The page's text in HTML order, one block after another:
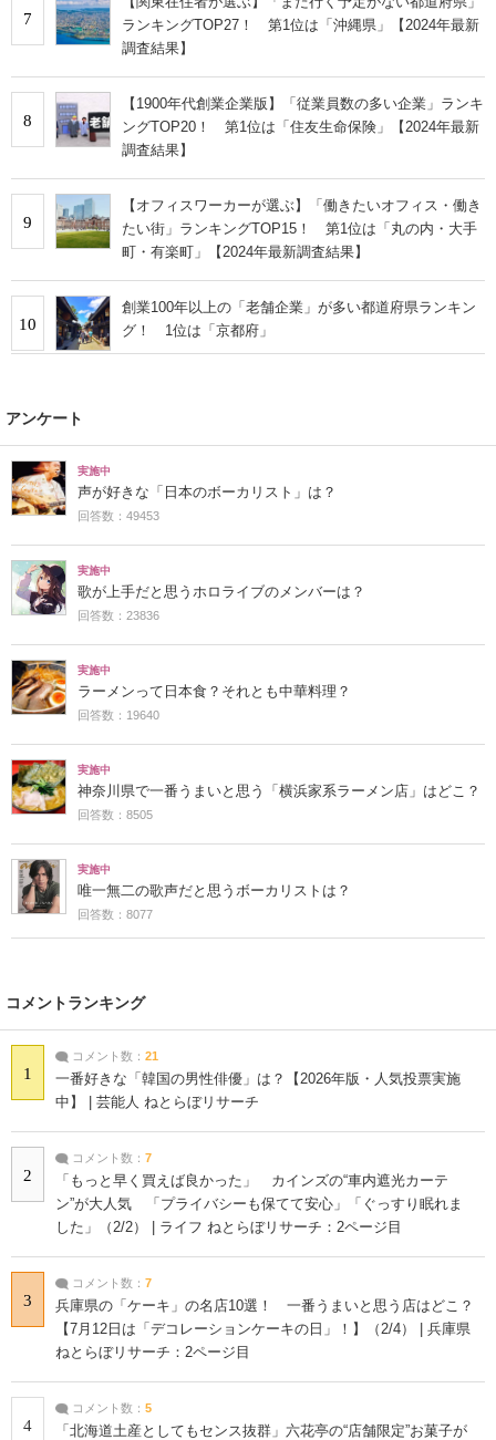
7
ランキングTOP27！ 第1位は「沖縄県」【2024年最新
調査結果】
8
【1900年代創業企業版】「従業員数の多い企業」ランキ
ングTOP20！ 第1位は「住友生命保険」【2024年最新
調査結果】
9
【オフィスワーカーが選ぶ】「働きたいオフィス・働き
たい街」ランキングTOP15！ 第1位は「丸の内・大手
町・有楽町」【2024年最新調査結果】
10
創業100年以上の「老舗企業」が多い都道府県ランキン
グ！ 1位は「京都府」
アンケート
実施中
声が好きな「日本のボーカリスト」は？
回答数：49453
実施中
歌が上手だと思うホロライブのメンバーは？
回答数：23836
実施中
ラーメンって日本食？それとも中華料理？
回答数：19640
実施中
神奈川県で一番うまいと思う「横浜家系ラーメン店」はどこ？
回答数：8505
実施中
唯一無二の歌声だと思うボーカリストは？
回答数：8077
コメントランキング
1
コメント数： 21
一番好きな「韓国の男性俳優」は？【2026年版・人気投票実施
中】 | 芸能人 ねとらぼリサーチ
2
コメント数： 7
「もっと早く買えば良かった」 カインズの“車内遮光カーテ
ン”が大人気 「プライバシーも保てて安心」「ぐっすり眠れま
した」（2/2） | ライフ ねとらぼリサーチ：2ページ目
3
コメント数： 7
兵庫県の「ケーキ」の名店10選！ 一番うまいと思う店はどこ？
【7月12日は「デコレーションケーキの日」！】（2/4） | 兵庫県
ねとらぼリサーチ：2ページ目
4
コメント数： 5
「北海道土産としてもセンス抜群」六花亭の“店舗限定”お菓子が